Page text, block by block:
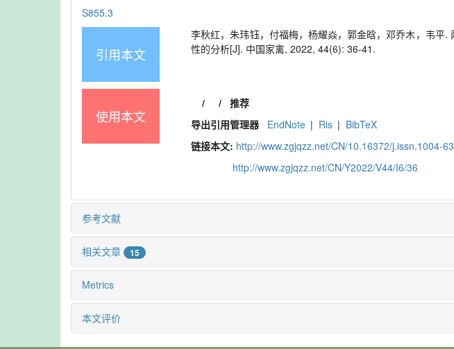
S855.3
引用本文
李秋红，朱玮钰，付福梅，杨耀焱，郭金晗，邓乔木，韦平
性的分析[J]. 中国家禽, 2022, 44(6): 36-41.
使用本文
/ / 推荐
导出引用管理器
EndNote | Ris | BibTeX
链接本文: http://www.zgjqzz.net/CN/10.16372/j.issn.1004-
http://www.zgjqzz.net/CN/Y2022/V44/I6/36
参考文献
相关文章 15
Metrics
本文评价